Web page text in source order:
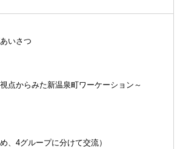
いさつ
点からみた新温泉町ワーケーション～
、4グループに分けて交流）